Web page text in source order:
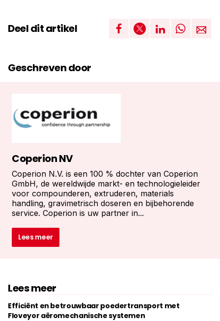
Deel dit artikel
Geschreven door
Coperion NV
Coperion N.V. is een 100 % dochter van Coperion
GmbH, de wereldwijde markt- en technologieleider
voor compounderen, extruderen, materials
handling, gravimetrisch doseren en bijbehorende
service. Coperion is uw partner in...
Lees meer
Lees meer
Efficiënt en betrouwbaar poedertransport met
Floveyor aëromechanische systemen